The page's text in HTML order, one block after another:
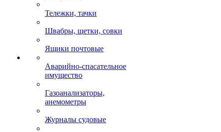
Тележки, тачки
Швабры, щетки, совки
Ящики почтовые
Аварийно-спасательное
имущество
Газоанализаторы,
анемометры
Журналы судовые